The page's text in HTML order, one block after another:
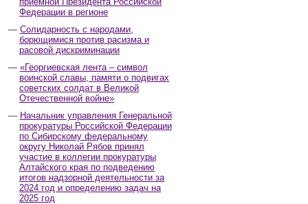
Федерации в регионе
Солидарность с народами,
борющимися против расизма и
расовой дискриминации
«Георгиевская лента – символ
воинской славы, памяти о подвигах
советских солдат в Великой
Отечественной войне»
Начальник управления Генеральной
прокуратуры Российской Федерации
по Сибирскому федеральному
округу Николай Рябов принял
участие в коллегии прокуратуры
Алтайского края по подведению
итогов надзорной деятельности за
2024 год и определению задач на
2025 год